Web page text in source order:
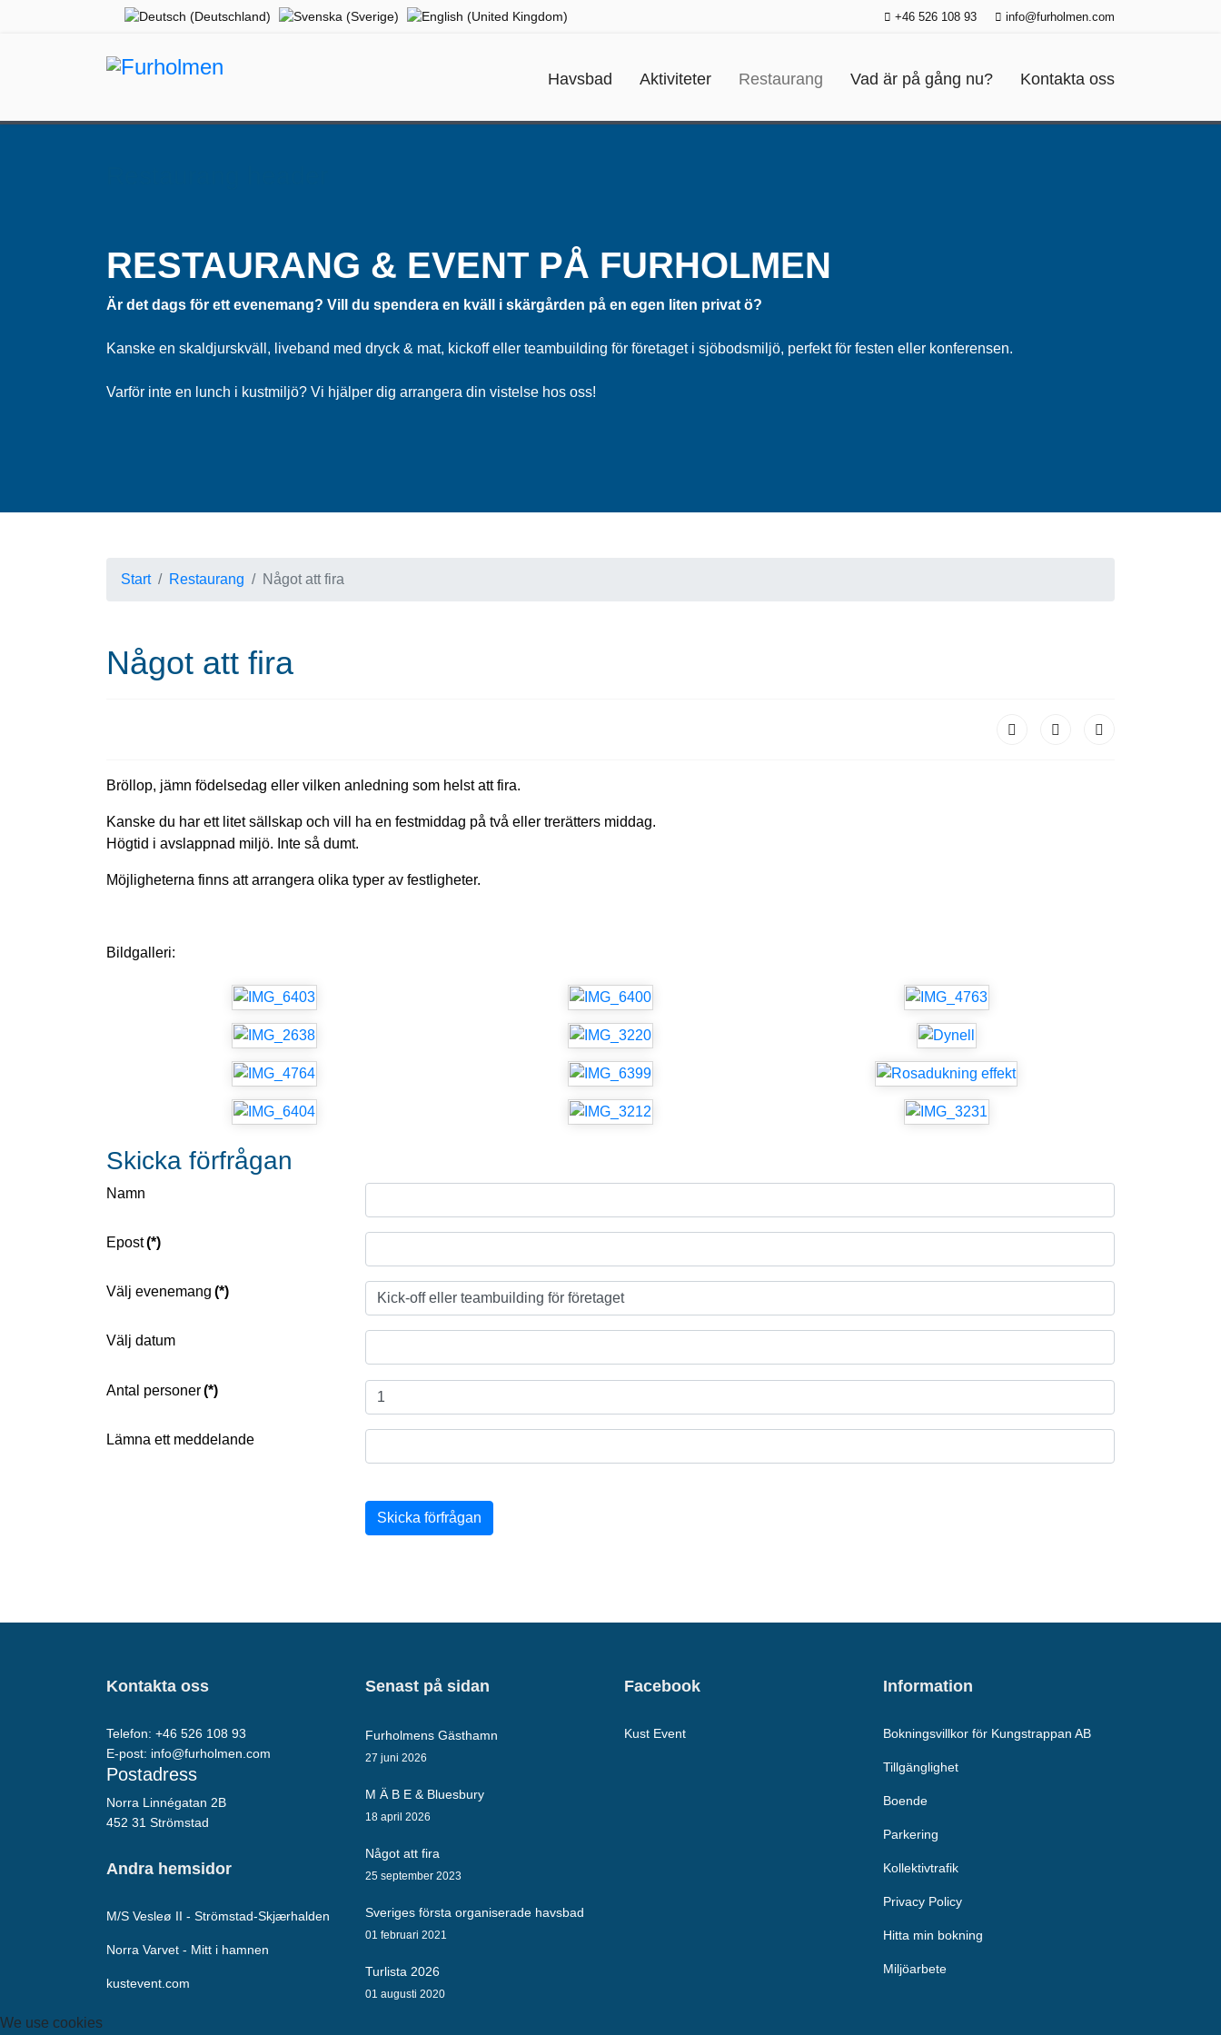
+46 526 108 93 info@furholmen.com
Havsbad Aktiviteter Restaurang Vad är på gång nu? Kontakta oss
RESTAURANG & EVENT PÅ FURHOLMEN
Är det dags för ett evenemang? Vill du spendera en kväll i skärgården på en egen liten privat ö?
Kanske en skaldjurskväll, liveband med dryck & mat, kickoff eller teambuilding för företaget i sjöbodsmiljö, perfekt för festen eller konferensen.
Varför inte en lunch i kustmiljö? Vi hjälper dig arrangera din vistelse hos oss!
Start Restaurang Något att fira
Något att fira
Bröllop, jämn födelsedag eller vilken anledning som helst att fira.
Kanske du har ett litet sällskap och vill ha en festmiddag på två eller trerätters middag.
Högtid i avslappnad miljö. Inte så dumt.
Möjligheterna finns att arrangera olika typer av festligheter.
Bildgalleri:
Skicka förfrågan
Namn
Epost(*)
Välj evenemang (*)
Välj datum
Antal personer(*)
Lämna ett meddelande
Skicka förfrågan
Kontakta oss
Telefon: +46 526 108 93
E-post: info@furholmen.com
Postadress
Norra Linnégatan 2B
452 31 Strömstad
Andra hemsidor
M/S Vesleø II - Strömstad-Skjærhalden
Norra Varvet - Mitt i hamnen
kustevent.com
Senast på sidan
Furholmens Gästhamn
27 juni 2026
M Ä B E & Bluesbury
18 april 2026
Något att fira
25 september 2023
Sveriges första organiserade havsbad
01 februari 2021
Turlista 2026
01 augusti 2020
Facebook
Kust Event
Information
Bokningsvillkor för Kungstrappan AB
Tillgänglighet
Boende
Parkering
Kollektivtrafik
Privacy Policy
Hitta min bokning
Miljöarbete
We use cookies